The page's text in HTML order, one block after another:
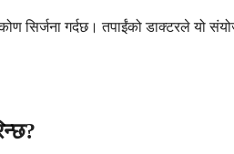
सिर्जना गर्दछ। तपाईंको डाक्टरले यो